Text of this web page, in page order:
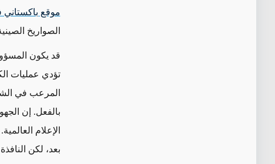
موقع باكستاني
الصواريخ
قد يكون
تؤدي عمليات
المرعب في
بالفعل. إن
الإعلام
بعد، لكن